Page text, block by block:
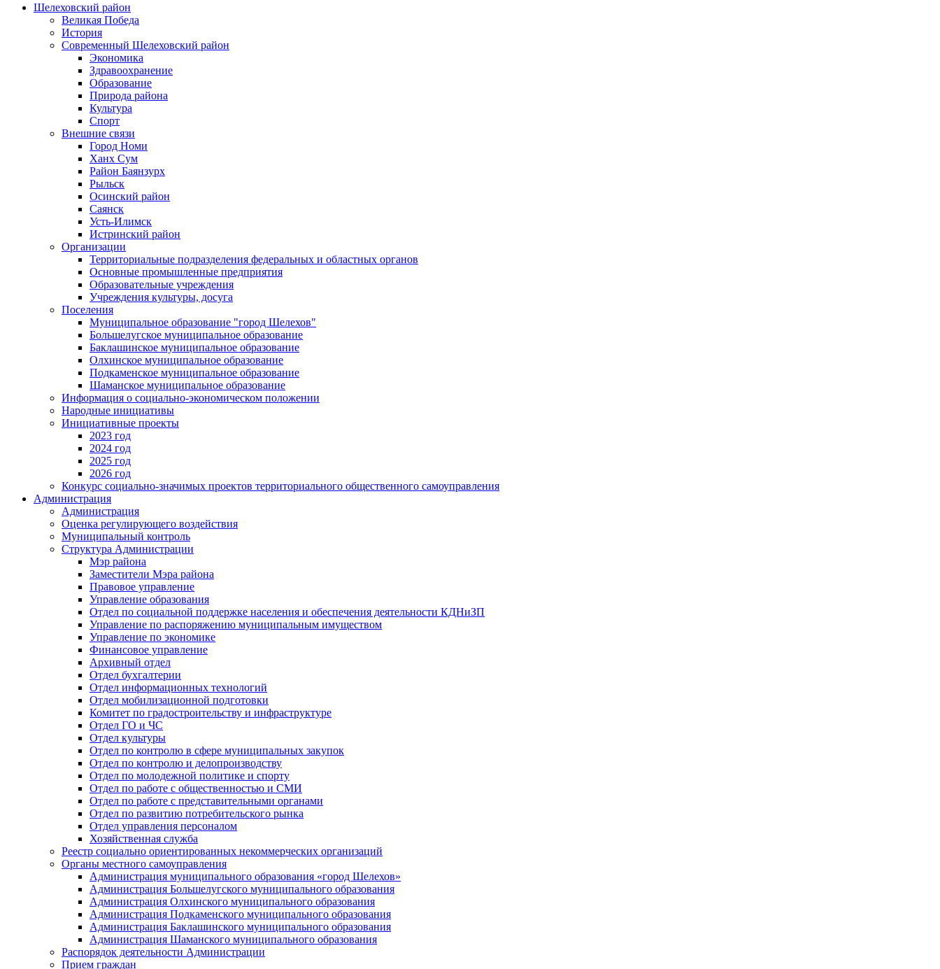
Шелеховский район
Великая Победа
История
Современный Шелеховский район
Экономика
Здравоохранение
Образование
Природа района
Культура
Спорт
Внешние связи
Город Номи
Ханх Сум
Район Баянзурх
Рыльск
Осинский район
Саянск
Усть-Илимск
Истринский район
Организации
Территориальные подразделения федеральных и областных органов
Основные промышленные предприятия
Образовательные учреждения
Учреждения культуры, досуга
Поселения
Муниципальное образование "город Шелехов"
Большелугское муниципальное образование
Баклашинское муниципальное образование
Олхинское муниципальное образование
Подкаменское муниципальное образование
Шаманское муниципальное образование
Информация о социально-экономическом положении
Народные инициативы
Инициативные проекты
2023 год
2024 год
2025 год
2026 год
Конкурс социально-значимых проектов территориального общественного самоуправления
Администрация
Администрация
Оценка регулирующего воздействия
Муниципальный контроль
Структура Администрации
Мэр района
Заместители Мэра района
Правовое управление
Управление образования
Отдел по социальной поддержке населения и обеспечения деятельности КДНиЗП
Управление по распоряжению муниципальным имуществом
Управление по экономике
Финансовое управление
Архивный отдел
Отдел бухгалтерии
Отдел информационных технологий
Отдел мобилизационной подготовки
Комитет по градостроительству и инфраструктуре
Отдел ГО и ЧС
Отдел культуры
Отдел по контролю в сфере муниципальных закупок
Отдел по контролю и делопроизводству
Отдел по молодежной политике и спорту
Отдел по работе с общественностью и СМИ
Отдел по работе с представительными органами
Отдел по развитию потребительского рынка
Отдел управления персоналом
Хозяйственная служба
Реестр социально ориентированных некоммерческих организаций
Органы местного самоуправления
Администрация муниципального образования «город Шелехов»
Администрация Большелугского муниципального образования
Администрация Олхинского муниципального образования
Администрация Подкаменского муниципального образования
Администрация Баклашинского муниципального образования
Администрация Шаманского муниципального образования
Распорядок деятельности Администрации
Прием граждан